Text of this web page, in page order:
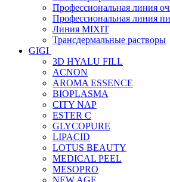
Профессиональная линия
Профессиональная линия
Линия MIXIT
Трансдермальные растворы
GIGI
3D HYALU FILL
ACNON
AROMA ESSENCE
BIOPLASMA
CITY NAP
ESTER C
GLYCOPURE
LIPACID
LOTUS BEAUTY
MEDICAL PEEL
MESOPRO
NEW AGE